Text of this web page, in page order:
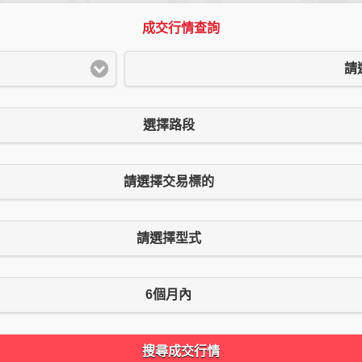
成交行情查詢
請
選擇路段
請選擇交易標的
請選擇型式
6個月內
搜尋成交行情